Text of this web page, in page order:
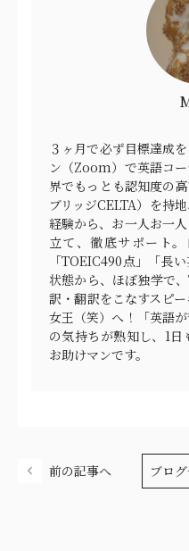
３ヶ月で必ず目標達成
ン（Zoom）で英語コ
界でもっとも認知度の
ブリッジCELTA）を持
経験から、お一人お一
立て、徹底サポート。
「TOEIC490点」「長
状態から、ほぼ独学で
訳・翻訳をこなすスピ
女王（笑）へ！「英語
の気持ちが熟知し、1日
お助けマンです。
前の記事へ ブロ